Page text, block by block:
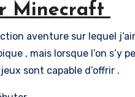
Minecraft
aventure sur lequel
, mais lorsque l’on
sont capable d’offrir .